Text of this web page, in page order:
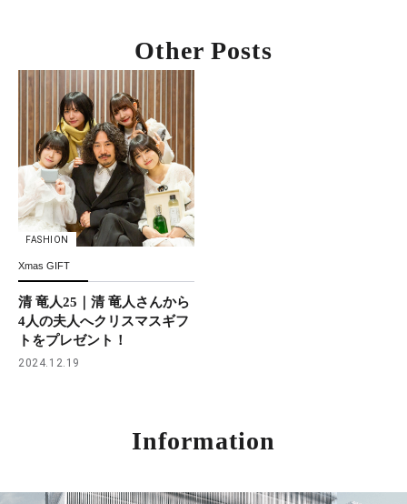
Other Posts
FASHION
Xmas GIFT
清 竜人25｜清 竜人さんから
4人の夫人へクリスマスギフ
トをプレゼント！
2024.12.19
Information